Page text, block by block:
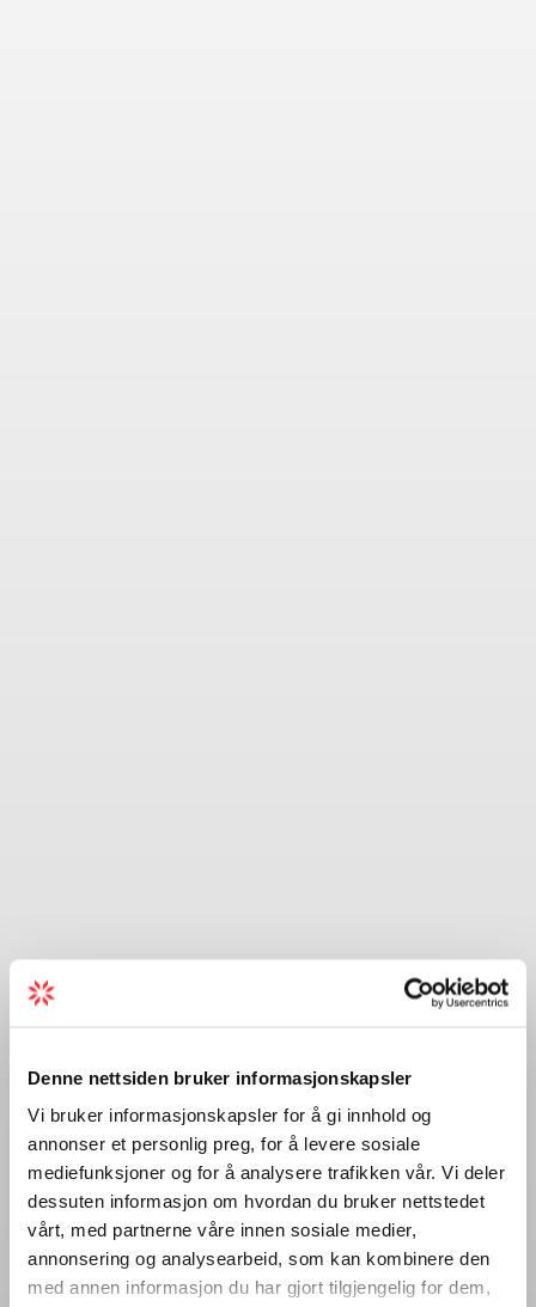
Denne nettsiden bruker informasjonskapsler
Vi bruker informasjonskapsler for å gi innhold og
annonser et personlig preg, for å levere sosiale
mediefunksjoner og for å analysere trafikken vår. Vi deler
dessuten informasjon om hvordan du bruker nettstedet
vårt, med partnerne våre innen sosiale medier,
annonsering og analysearbeid, som kan kombinere den
med annen informasjon du har gjort tilgjengelig for dem,